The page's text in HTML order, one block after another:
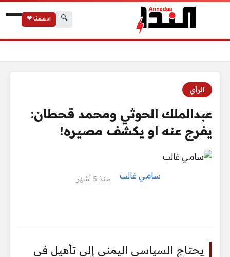
🔍 ادعمنا ❤
الرأي
عبدالملك الحوثي ومحمد قحطان:
يفرج عنه او يكشف مصيره!
سامي غالب منذ 5 أشهر
يحتاج السياسي اليمني إلى تأهيل في